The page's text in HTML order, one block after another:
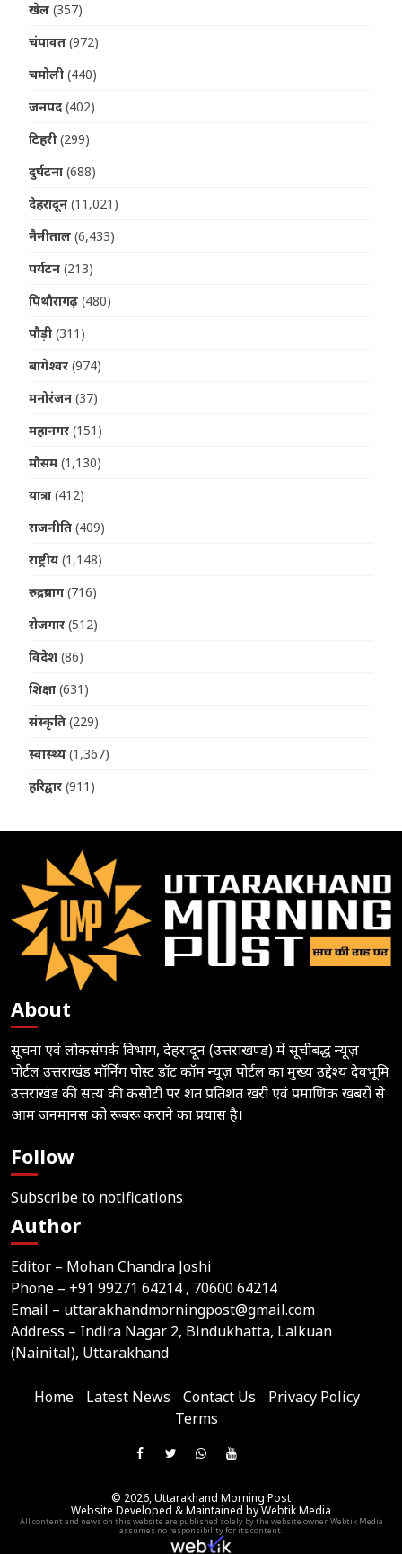
खेल (357)
चंपावत (972)
चमोली (440)
जनपद (402)
टिहरी (299)
दुर्घटना (688)
देहरादून (11,021)
नैनीताल (6,433)
पर्यटन (213)
पिथौरागढ़ (480)
पौड़ी (311)
बागेश्वर (974)
मनोरंजन (37)
महानगर (151)
मौसम (1,130)
यात्रा (412)
राजनीति (409)
राष्ट्रीय (1,148)
रुद्रप्रयाग (716)
रोजगार (512)
विदेश (86)
शिक्षा (631)
संस्कृति (229)
स्वास्थ्य (1,367)
हरिद्वार (911)
About
सूचना एवं लोकसंपर्क विभाग, देहरादून (उत्तराखण्ड) में सूचीबद्ध न्यूज़
पोर्टल उत्तराखंड मॉर्निंग पोस्ट डॉट कॉम न्यूज़ पोर्टल का मुख्य उद्देश्य देवभूमि
उत्तराखंड की सत्य की कसौटी पर शत प्रतिशत खरी एवं प्रमाणिक खबरों से
आम जनमानस को रूबरू कराने का प्रयास है।
Follow
Subscribe to notifications
Author
Editor – Mohan Chandra Joshi
Phone – +91 99271 64214 , 70600 64214
Email – uttarakhandmorningpost@gmail.com
Address – Indira Nagar 2, Bindukhatta, Lalkuan
(Nainital), Uttarakhand
Home Latest News Contact Us
Privacy Policy
Terms
Like
On
Facebook
Follow
On
Twitter
Join
WhatsApp
Group
Subscribe
YouTube
Channel
on
Telegram
© 2026,Uttarakhand Morning Post
Website Developed & Maintained by Webtik Media
All content and news on this website are published solely by the website owner. Webtik Media
assumes no responsibility for its content.